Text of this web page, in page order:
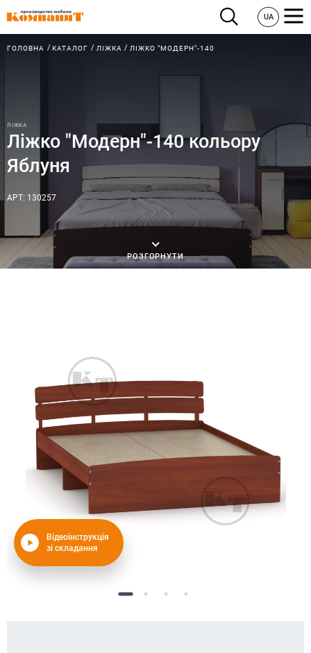
UA
ГОЛОВНА КАТАЛОГ ЛІЖКА ЛІЖКО "МОДЕРН"-140
ЛІЖКА
Ліжко "Модерн"-140 кольору
Яблуня
АРТ: 130257
РОЗГОРНУТИ
Відеоінструкція
зі складання